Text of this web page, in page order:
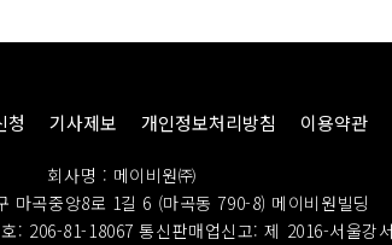
청 기사제보 개인정보처리방침 이용약관
회사명 : 메이비원㈜
마곡중앙8로 1길 6 (마곡동 790-8) 메이비원빌딩
호: 206-81-18067통신판매업신고: 제 2016-서울강